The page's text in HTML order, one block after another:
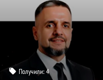
Получили:4